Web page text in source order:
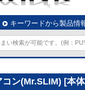
キーワードから製品情
ン(Mr.SLIM) [本